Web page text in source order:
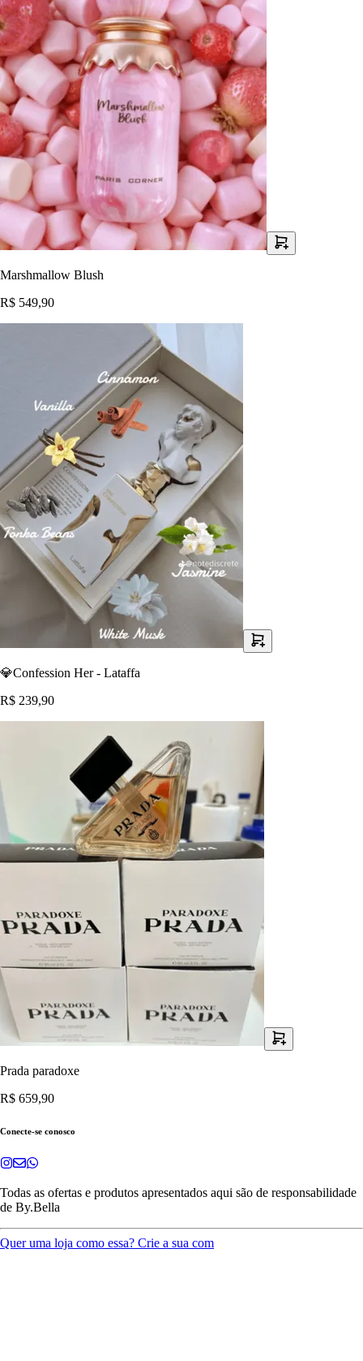
Marshmallow Blush
R$ 549,90
💎Confession Her - Lataffa
R$ 239,90
Prada paradoxe
R$ 659,90
Conecte-se conosco
Todas as ofertas e produtos apresentados aqui são de responsabilidade
de By.Bella
Quer uma loja como essa? Crie a sua com